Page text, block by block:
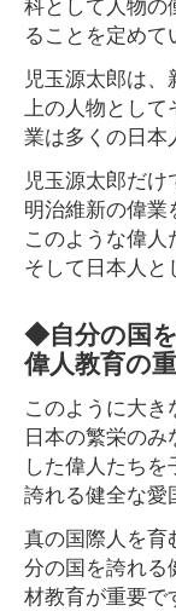
ることを定めて
児玉源太郎は
上の人物として
業は多くの日本
児玉源太郎だけ
明治維新の偉業
このような偉人
そして日本人と
◆自分の国を
偉人教育の
このように大
日本の繁栄の
した偉人たち
誇れる健全な愛
真の国際人を育
分の国を誇れる
材教育が重要で